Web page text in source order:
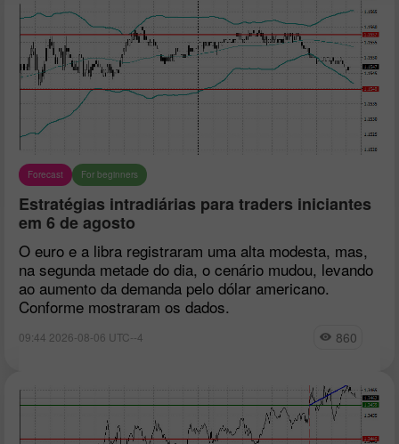
Forecast For beginners
Estratégias intradiárias para traders iniciantes
em 6 de agosto
O euro e a libra registraram uma alta modesta, mas,
na segunda metade do dia, o cenário mudou, levando
ao aumento da demanda pelo dólar americano.
Conforme mostraram os dados.
09:44 2026-08-06 UTC--4 860